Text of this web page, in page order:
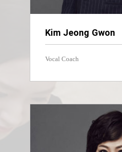
Kim Jeong Gwon
Vocal Coach